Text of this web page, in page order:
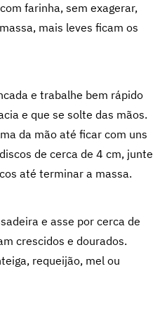
farinha, sem exagerar,
mais leves ficam os
e trabalhe bem rápido
e que se solte das mãos.
da mão até ficar com uns
de cerca de 4 cm, junte
até terminar a massa.
e asse por cerca de
crescidos e dourados.
requeijão, mel ou